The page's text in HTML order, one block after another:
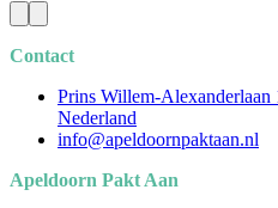
Contact
Prins Willem-
Nederland
info@apeldoornpaktaan.nl
Apeldoorn Pakt Aan